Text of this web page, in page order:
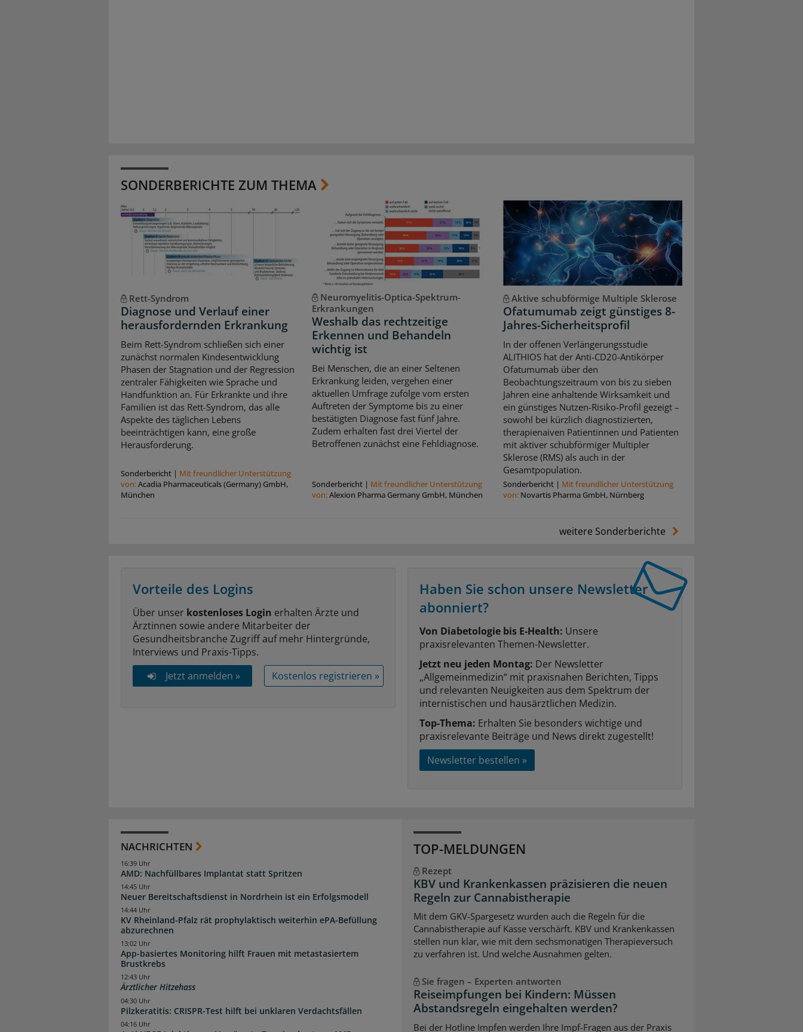
SONDERBERICHTE ZUM THEMA
Rett-Syndrom
Diagnose und Verlauf einer
herausfordernden Erkrankung
Beim Rett-Syndrom schließen sich einer
zunächst normalen Kindesentwicklung
Phasen der Stagnation und der Regression
zentraler Fähigkeiten wie Sprache und
Handfunktion an. Für Erkrankte und ihre
Familien ist das Rett-Syndrom, das alle
Aspekte des täglichen Lebens
beeinträchtigen kann, eine große
Herausforderung.
Sonderbericht | Mit freundlicher Unterstützung
von:Acadia Pharmaceuticals (Germany) GmbH,
München
Neuromyelitis-Optica-Spektrum-
Erkrankungen
Weshalb das rechtzeitige
Erkennen und Behandeln
wichtig ist
Bei Menschen, die an einer Seltenen
Erkrankung leiden, vergehen einer
aktuellen Umfrage zufolge vom ersten
Auftreten der Symptome bis zu einer
bestätigten Diagnose fast fünf Jahre.
Zudem erhalten fast drei Viertel der
Betroffenen zunächst eine Fehldiagnose.
Sonderbericht| Mit freundlicher Unterstützung
von:Alexion Pharma Germany GmbH, München
Aktive schubförmige Multiple Sklerose
Ofatumumab zeigt günstiges 8-
Jahres-Sicherheitsprofil
In der offenen Verlängerungsstudie
ALITHIOS hat der Anti-CD20-Antikörper
Ofatumumab über den
Beobachtungszeitraum von bis zu sieben
Jahren eine anhaltende Wirksamkeit und
ein günstiges Nutzen-Risiko-Profil gezeigt –
sowohl bei kürzlich diagnostizierten,
therapienaiven Patientinnen und Patienten
mit aktiver schubförmiger Multipler
Sklerose (RMS) als auch in der
Gesamtpopulation.
Sonderbericht| Mit freundlicher Unterstützung
von: Novartis Pharma GmbH, Nürnberg
weitere Sonderberichte
Vorteile des Logins
Über unser kostenloses Login erhalten Ärzte und
Ärztinnen sowie andere Mitarbeiter der
Gesundheitsbranche Zugriff auf mehr Hintergründe,
Interviews und Praxis-Tipps.
Jetzt anmelden »
Kostenlos registrieren »
Haben Sie schon unsere Newsletter
abonniert?
Von Diabetologie bis E-Health: Unsere
praxisrelevanten Themen-Newsletter.
Jetzt neu jeden Montag: Der Newsletter
„Allgemeinmedizin“ mit praxisnahen Berichten, Tipps
und relevanten Neuigkeiten aus dem Spektrum der
internistischen und hausärztlichen Medizin.
Top-Thema: Erhalten Sie besonders wichtige und
praxisrelevante Beiträge und News direkt zugestellt!
Newsletter bestellen »
NACHRICHTEN
AMD: Nachfüllbares Implantat statt Spritzen
16:39 Uhr
Neuer Bereitschaftsdienst in Nordrhein ist ein Erfolgsmodell
14:45 Uhr
KV Rheinland-Pfalz rät prophylaktisch weiterhin ePA-Befüllung
abzurechnen
14:44 Uhr
App-basiertes Monitoring hilft Frauen mit metastasiertem
Brustkrebs
13:02 Uhr
Ärztlicher Hitzehass
12:43 Uhr
Pilzkeratitis: CRISPR-Test hilft bei unklaren Verdachtsfällen
04:30 Uhr
04:16 Uhr
TOP-MELDUNGEN
Rezept
KBV und Krankenkassen präzisieren die neuen
Regeln zur Cannabistherapie
Mit dem GKV-Spargesetz wurden auch die Regeln für die
Cannabistherapie auf Kasse verschärft. KBV und Krankenkassen
stellen nun klar, wie mit dem sechsmonatigen Therapieversuch
zu verfahren ist. Und welche Ausnahmen gelten.
Sie fragen – Experten antworten
Reiseimpfungen bei Kindern: Müssen
Abstandsregeln eingehalten werden?
Bei der Hotline Impfen werden Ihre Impf-Fragen aus der Praxis